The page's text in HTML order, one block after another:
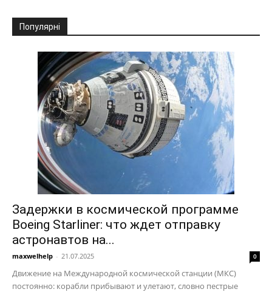
Популярні
Задержки в космической программе
Boeing Starliner: что ждет отправку
астронавтов на...
maxwelhelp - 21.07.2025 0
Движение на Международной космической станции (МКС)
постоянно: корабли прибывают и улетают, словно пестрые